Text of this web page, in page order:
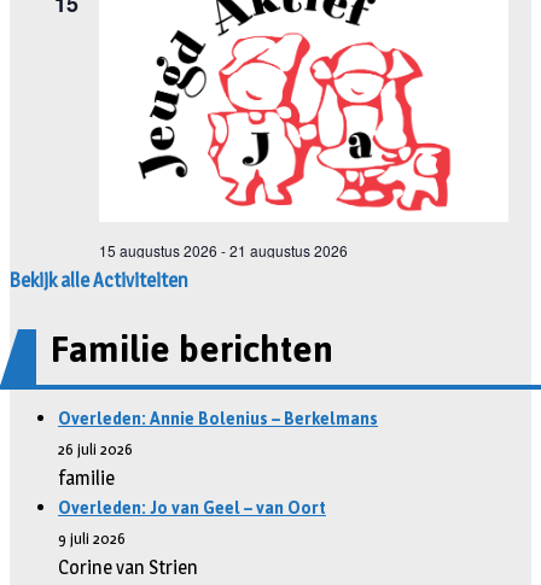
Bekijk alle Activiteiten
Familie berichten
Overleden: Annie Bolenius – Berkelmans
26 juli 2026
familie
Overleden: Jo van Geel – van Oort
9 juli 2026
Corine van Strien